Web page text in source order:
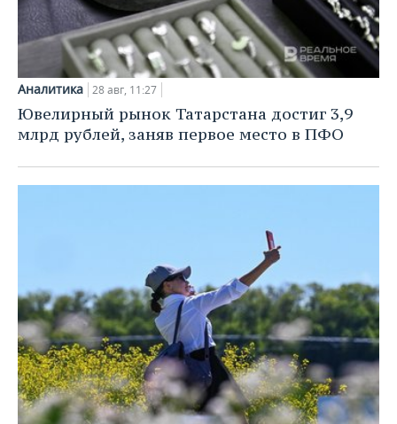
Аналитика 28 авг, 11:27
Ювелирный рынок Татарстана достиг 3,9
млрд рублей, заняв первое место в ПФО